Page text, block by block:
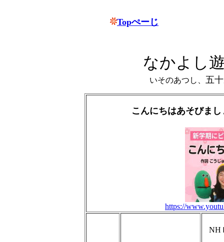
Topぺーじ
なかよし
いそのあつし、 五
こんにちはあそびま
https://
NH